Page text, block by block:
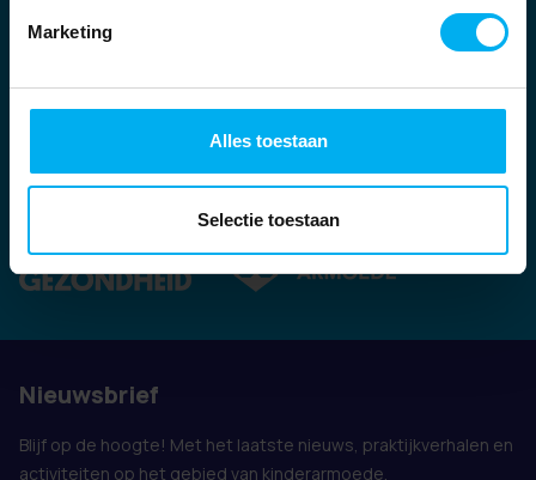
Marketing
Alles toestaan
Selectie toestaan
Ook vertegenwoordigd door:
Nieuwsbrief
Blijf op de hoogte! Met het laatste nieuws, praktijkverhalen en
activiteiten op het gebied van kinderarmoede.